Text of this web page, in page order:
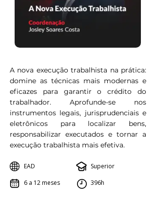
A nova execução trabalhista na prática:
domine as técnicas mais modernas e
eficazes para garantir o crédito do
trabalhador. Aprofunde-se nos
instrumentos legais, jurisprudenciais e
eletrônicos para localizar bens,
responsabilizar executados e tornar a
execução trabalhista mais efetiva.
EAD
6 a 12 meses
Superior
396h